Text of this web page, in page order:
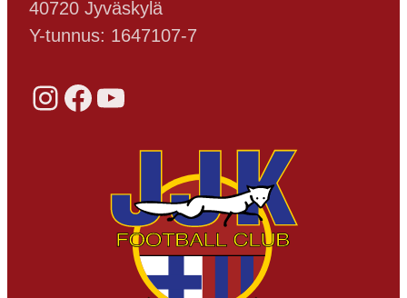
40720 Jyväskylä
Y-tunnus: 1647107-7
Instagram Facebook YouTube